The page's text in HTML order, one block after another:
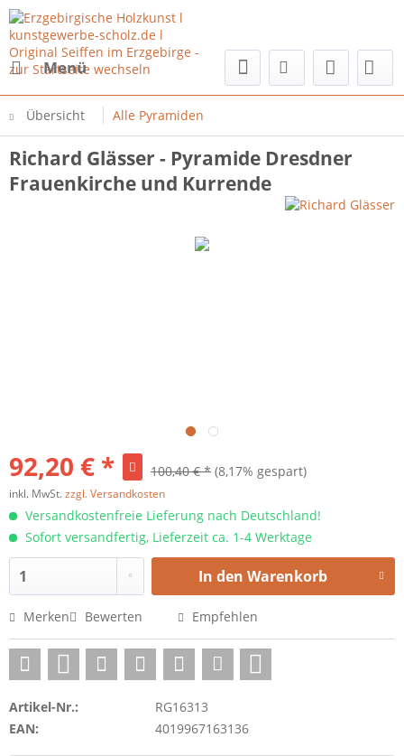
Menü
Übersicht Alle Pyramiden
Richard Glässer - Pyramide Dresdner
Frauenkirche und Kurrende
92,20 € * 100,40 € * (8,17% gespart)
inkl. MwSt.zzgl. Versandkosten
Versandkostenfreie Lieferung nach Deutschland!
Sofort versandfertig, Lieferzeit ca. 1-4 Werktage
In den Warenkorb
Merken Bewerten Empfehlen
Artikel-Nr.:
RG16313
EAN:
4019967163136